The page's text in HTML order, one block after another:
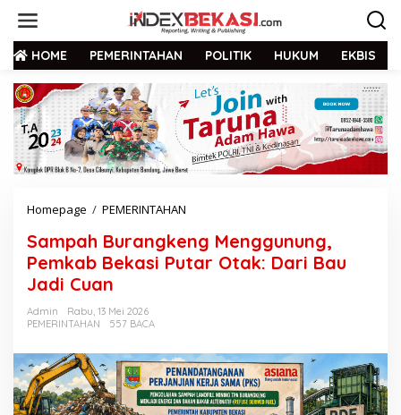
HOME PEMERINTAHAN POLITIK HUKUM EKBIS
Homepage / PEMERINTAHAN
Sampah Burangkeng Menggunung,
Pemkab Bekasi Putar Otak: Dari Bau
Jadi Cuan
Admin
Rabu, 13 Mei 2026
PEMERINTAHAN
557 BACA